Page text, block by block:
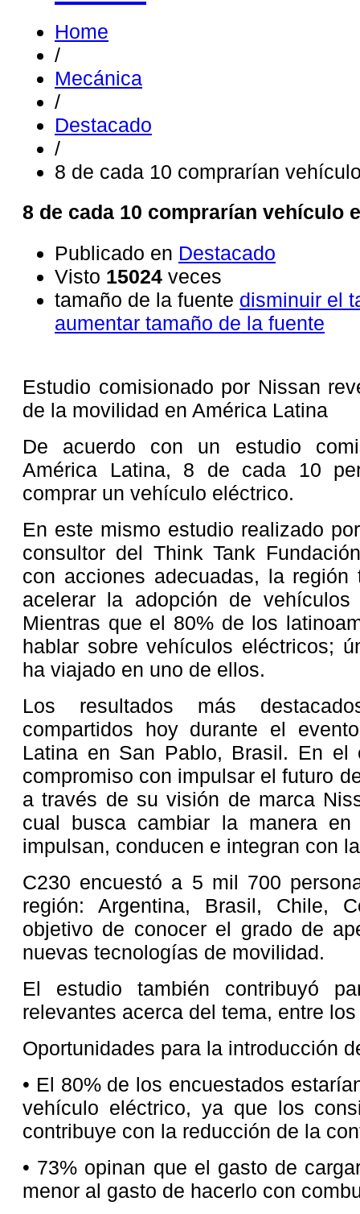
Home
/
Mecánica
/
Destacado
/
8 de cada 10 comprarían
8 de cada 10 comprarían vehículo
Publicado en Destacado
Visto 15024 veces
tamaño de la fuente disminuir el
aumentar tamaño de la fuente
Estudio comisionado por Nissan
de la movilidad en América Latina
De acuerdo con un estudio
América Latina, 8 de cada 10
comprar un vehículo eléctrico.
En este mismo estudio realizado
consultor del Think Tank
con acciones adecuadas, la región
acelerar la adopción de
Mientras que el 80% de los
hablar sobre vehículos eléctricos;
ha viajado en uno de ellos.
Los resultados más
compartidos hoy durante el
Latina en San Pablo, Brasil. En el
compromiso con impulsar el futuro
a través de su visión de marca
cual busca cambiar la manera
impulsan, conducen e integran con
C230 encuestó a 5 mil 700
región: Argentina, Brasil, Chile,
objetivo de conocer el grado de
nuevas tecnologías de movilidad.
El estudio también contribuyó
relevantes acerca del tema, entre
Oportunidades para la introducción
• El 80% de los encuestados
vehículo eléctrico, ya que los
contribuye con la reducción de la
• 73% opinan que el gasto de
menor al gasto de hacerlo con